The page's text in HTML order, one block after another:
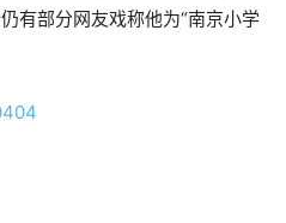
有部分网友戏称他为“南京小学